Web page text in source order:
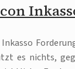
es nichts,